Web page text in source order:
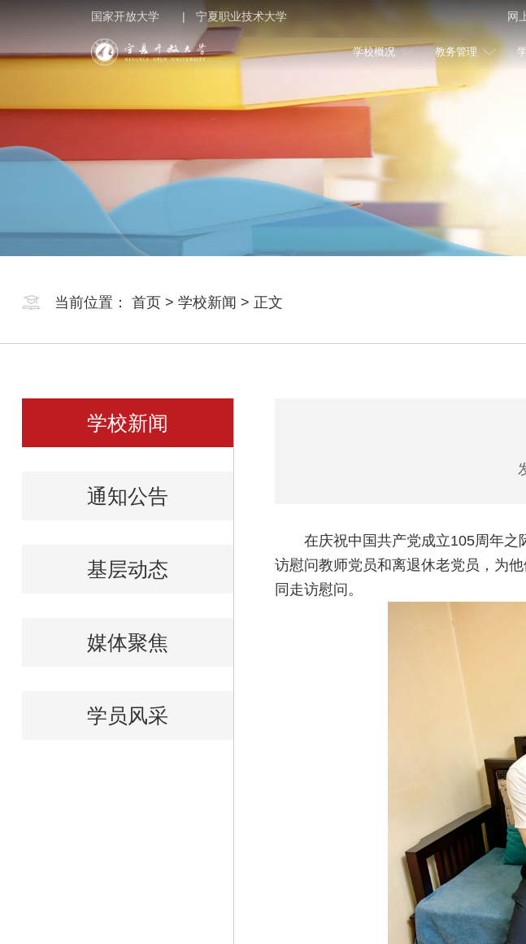
国家开放大学 | 宁夏职业技术大学 网
学校概况 教务管理
当前位置： 首页 > 学校新闻 > 正文
学校新闻
通知公告
基层动态
媒体聚焦
学员风采
在庆祝中国共产党成立105周年
访慰问教师党员和离退休老党员，为
同走访慰问。